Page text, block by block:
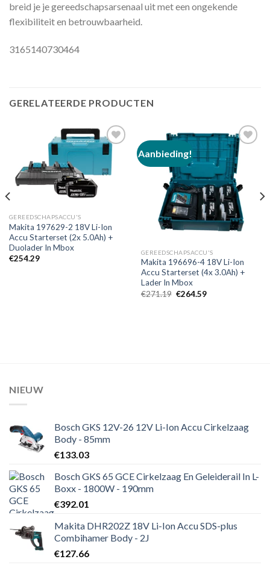
breid je je gereedschapsarsenaal uit met een ongekende
flexibiliteit en betrouwbaarheid.
3165140730464
GERELATEERDE PRODUCTEN
Toevoegen
verlanglijst
GEREEDSCHAPSACCU'S
Makita 197629-2 18V Li-Ion
Accu Starterset (2x 5.0Ah) +
Duolader In Mbox
€254.29
Aanbieding!
Toevoegen
aan
verlanglijst
GEREEDSCHAPSACCU'S
Makita 196696-4 18V Li-Ion
Accu Starterset (4x 3.0Ah) +
Lader In Mbox
€271.19 Oorspronkelijke
€264.59Huidige
NIEUW
Bosch GKS 12V-26 12V Li-Ion Accu Cirkelzaag
Body - 85mm
€133.03
Bosch GKS 65 GCE Cirkelzaag En Geleiderail In L-
Boxx - 1800W - 190mm
€392.01
Makita DHR202Z 18V Li-Ion Accu SDS-plus
Combihamer Body - 2J
€127.66